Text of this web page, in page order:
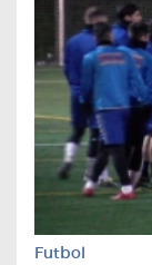
Futbol